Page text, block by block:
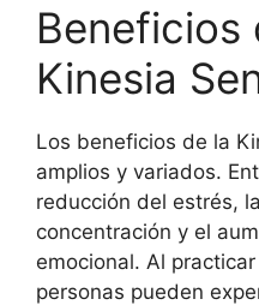
Beneficios
Kinesia
Los beneficios de la
amplios y variados.
reducción del estrés,
concentración y el
emocional. Al
personas pueden